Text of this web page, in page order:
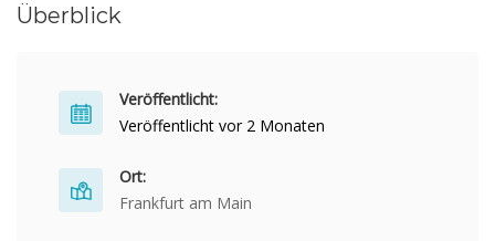
Überblick
Veröffentlicht:
Veröffentlicht vor 2 Monaten
Ort:
Frankfurt am Main